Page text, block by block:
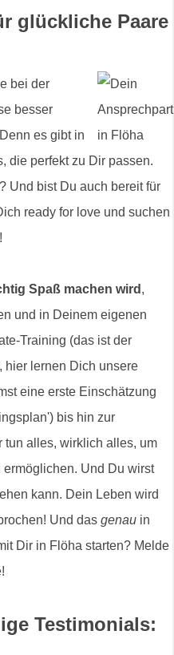
glückliche Paare
bei der
besser
es gibt in
die perfekt zu Dir passen.
Und bist Du auch bereit für
ready for love und suchen
Spaß machen wird ,
und in Deinem eigenen
Training (das ist der
hier lernen Dich unsere
eine erste Einschätzung
bis hin zur
tun alles, wirklich alles, um
Und Du wirst
kann. Dein Leben wird
Und das genau in
Dir in Flöha starten? Melde
Testimonials: